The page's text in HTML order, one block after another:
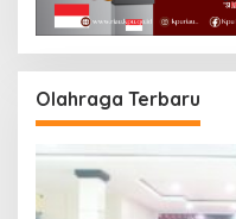
Olahraga Terbaru